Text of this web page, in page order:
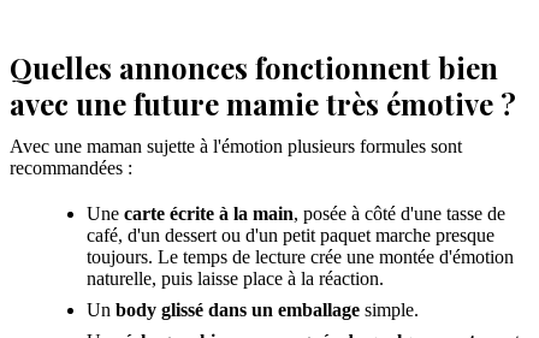
Quelles annonces fonctionnent bien
avec une future mamie très émotive ?
Avec une maman sujette à l'émotion plusieurs formules sont
recommandées :
Une carte écrite à la main, posée à côté d'une tasse de
café, d'un dessert ou d'un petit paquet marche presque
toujours. Le temps de lecture crée une montée d'émotion
naturelle, puis laisse place à la réaction.
Un body glissé dans un emballage simple.